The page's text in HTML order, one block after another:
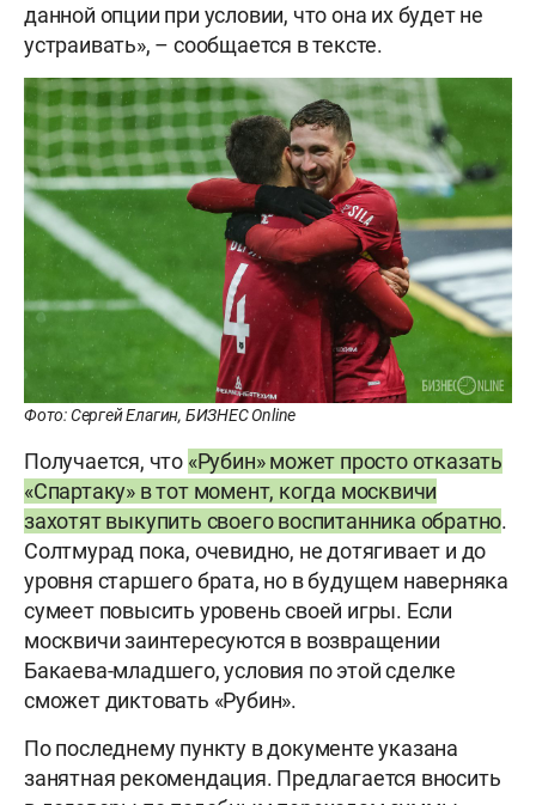
данной опции при условии, что она их будет не
устраивать», – сообщается в тексте.
Фото: Сергей Елагин, БИЗНЕС Online
Получается, что «Рубин» может просто отказать
«Спартаку» в тот момент, когда москвичи
захотят выкупить своего воспитанника обратно.
Солтмурад пока, очевидно, не дотягивает и до
уровня старшего брата, но в будущем наверняка
сумеет повысить уровень своей игры. Если
москвичи заинтересуются в возвращении
Бакаева-младшего, условия по этой сделке
сможет диктовать «Рубин».
По последнему пункту в документе указана
занятная рекомендация. Предлагается вносить